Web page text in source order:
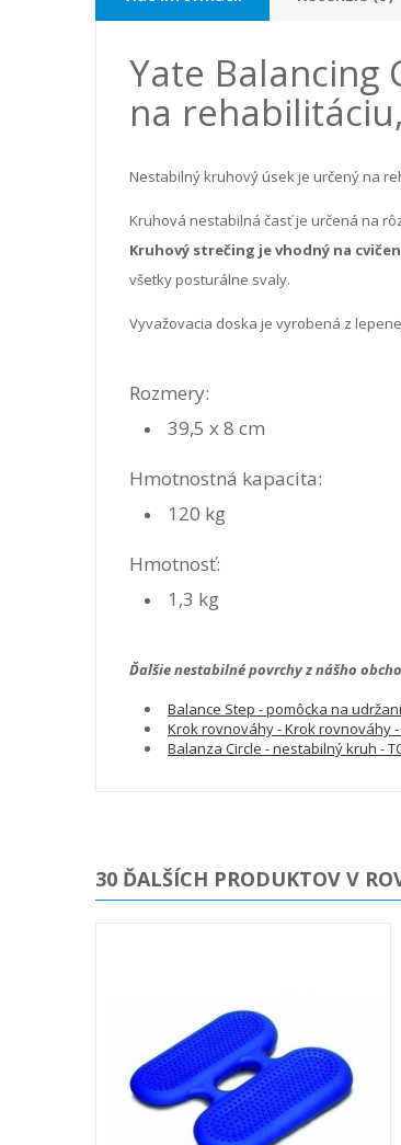
Yate Balancing
na
Nestabilný kruhový úsek je určený na
Kruhová nestabilná časť je určená na
Kruhový strečing je vhodný na
všetky posturálne svaly.
Vyvažovacia doska je vyrobená z
Rozmery:
39,5 x 8 cm
Hmotnostná kapacita:
120 kg
Hmotnosť:
1,3 kg
Ďalšie nestabilné povrchy z nášho
Balance Step - pomôcka na
Krok rovnováhy - Krok rovnováhy -
Balanza Circle - nestabilný kruh -
30 ĎALŠÍCH PRODUKTOV V